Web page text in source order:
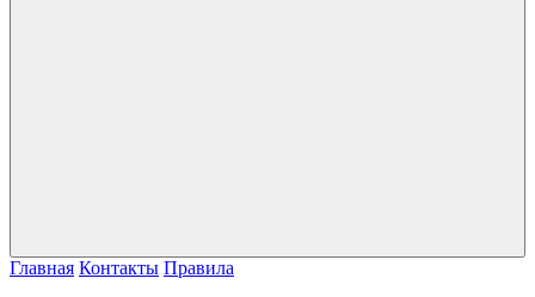
Главная Контакты Правила